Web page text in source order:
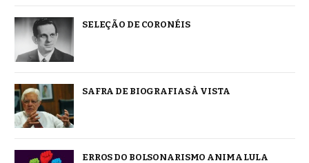
SELEÇÃO DE CORONÉIS
SAFRA DE BIOGRAFIAS À VISTA
ERROS DO BOLSONARISMO ANIMA LULA